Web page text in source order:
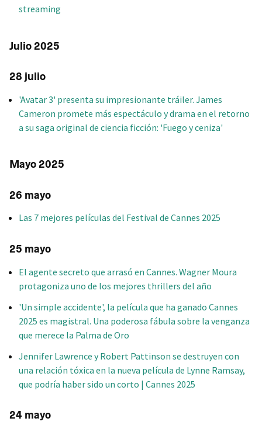
streaming
Julio 2025
28 julio
'Avatar 3' presenta su impresionante tráiler. James
Cameron promete más espectáculo y drama en el retorno
a su saga original de ciencia ficción: 'Fuego y ceniza'
Mayo 2025
26 mayo
Las 7 mejores películas del Festival de Cannes 2025
25 mayo
El agente secreto que arrasó en Cannes. Wagner Moura
protagoniza uno de los mejores thrillers del año
'Un simple accidente', la película que ha ganado Cannes
2025 es magistral. Una poderosa fábula sobre la venganza
que merece la Palma de Oro
Jennifer Lawrence y Robert Pattinson se destruyen con
una relación tóxica en la nueva película de Lynne Ramsay,
que podría haber sido un corto | Cannes 2025
24 mayo